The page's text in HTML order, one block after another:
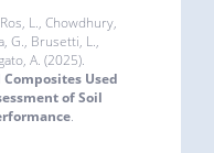
L., Chowdhury,
G., Brusetti, L.,
A. (2025).
Used
of Soil
.